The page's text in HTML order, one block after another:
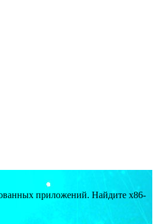
приложений. Найдите x86-